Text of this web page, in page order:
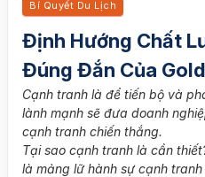
Bí Quyết Du Lịch
Định Hướng Chất
Đúng Đắn Của
Cạnh tranh là để tiến bộ và
lành mạnh sẽ đưa doanh
cạnh tranh chiến thắng.
Tại sao cạnh tranh là cần
là mảng lữ hành sự cạnh